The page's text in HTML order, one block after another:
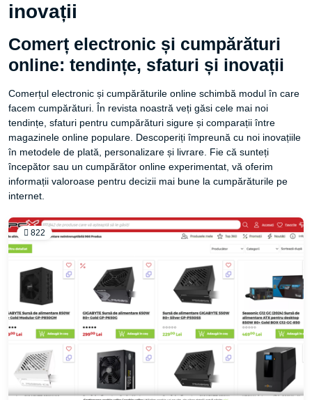
inovații
Comerț electronic și cumpărături
online: tendințe, sfaturi și inovații
Comerțul electronic și cumpărăturile online schimbă modul în care
facem cumpărături. În revista noastră veți găsi cele mai noi
tendințe, sfaturi pentru cumpărături sigure și comparații între
magazinele online populare. Descoperiți împreună cu noi inovațiile
în metodele de plată, personalizare și livrare. Fie că sunteți
începător sau un cumpărător online experimentat, vă oferim
informații valoroase pentru decizii mai bune la cumpărăturile pe
internet.
822